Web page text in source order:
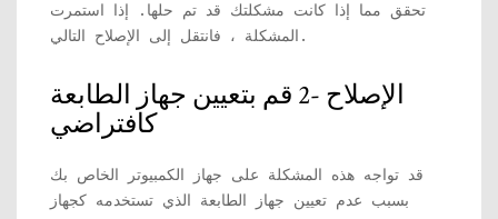
تحقق مما إذا كانت مشكلتك قد تم حلها. إذا استمرت
المشكلة ، فانتقل إلى الإصلاح التالي.
الإصلاح -2 قم بتعيين جهاز الطابعة
كافتراضي
قد تواجه هذه المشكلة على جهاز الكمبيوتر الخاص بك
بسبب عدم تعيين جهاز الطابعة الذي تستخدمه كجهاز